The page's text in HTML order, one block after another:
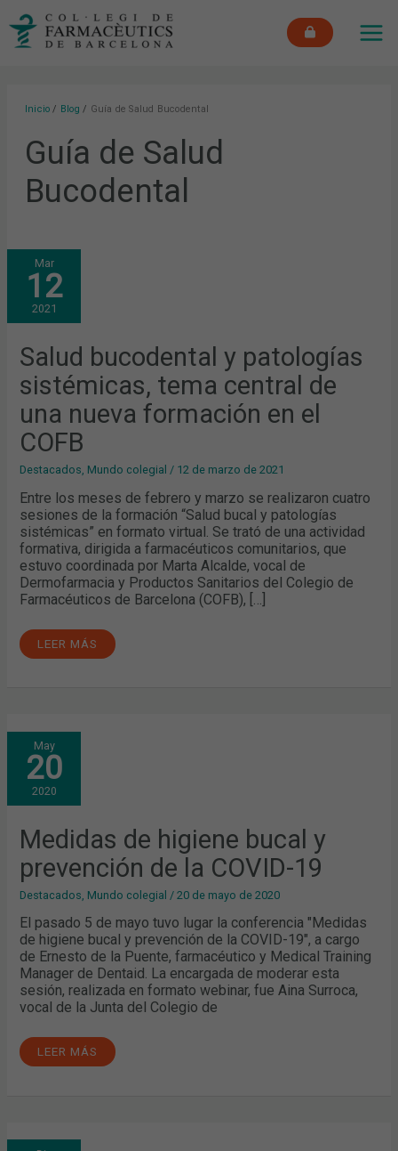
Inicio Blog Guía de Salud Bucodental
Guía de Salud
Bucodental
Mar
12
2021
Salud bucodental y patologías
sistémicas, tema central de
una nueva formación en el
COFB
Destacados Mundo colegial / 12 de marzo de 2021
Entre los meses de febrero y marzo se realizaron cuatro
sesiones de la formación “Salud bucal y patologías
sistémicas” en formato virtual. Se trató de una actividad
formativa, dirigida a farmacéuticos comunitarios, que
estuvo coordinada por Marta Alcalde, vocal de
Dermofarmacia y Productos Sanitarios del Colegio de
Farmacéuticos de Barcelona (COFB), […]
SALUD
BUCODENTAL
Y
PATOLOGÍAS
SISTÉMICAS,
TEMA
CENTRAL
UNA
NUEVA
FORMACIÓN
EN
EL
LEER MÁS
May
20
2020
Medidas de higiene bucal y
prevención de la COVID-19
Destacados Mundo colegial /20 de mayo de 2020
El pasado 5 de mayo tuvo lugar la conferencia "Medidas
de higiene bucal y prevención de la COVID-19", a cargo
de Ernesto de la Puente, farmacéutico y Medical Training
Manager de Dentaid. La encargada de moderar esta
sesión, realizada en formato webinar, fue Aina Surroca,
vocal de la Junta del Colegio de
MEDIDAS
DE
HIGIENE
BUCAL
Y
PREVENCIÓN
DE
COVID-
19
LEER MÁS
GUÍA